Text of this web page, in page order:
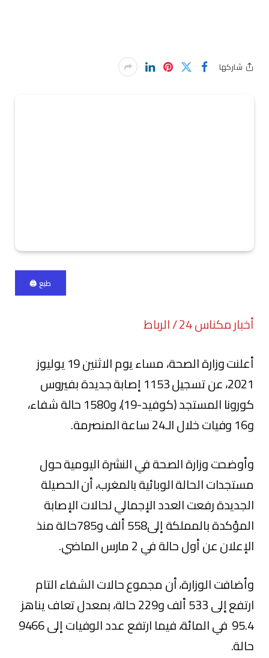
شاركها
طبع 🖨
أخبار مكناس 24 / الرباط
أعلنت وزارة الصحة، مساء يوم الاثنين 19 يوليوز
2021، عن تسجيل 1153 إصابة جديدة بفيروس
كورونا المستجد (كوفيد-19)، و1580 حالة شفاء،
و16 وفيات خلال الـ24 ساعة المنصرمة.
وأوضحت وزارة الصحة في النشرة اليومية حول
مستجدات الحالة الوبائية بالمغرب، أن الحصيلة
الجديدة رفعت العدد الإجمالي لحالات الإصابة
المؤكدة بالمملكة إلى558 ألف و785حالة منذ
الإعلان عن أول حالة في 2 مارس الماضي.
وأضافت الوزارة، أن مجموع حالات الشفاء التام
ارتفع إلى 533 ألف و229 حالة، بمعدل تعاف يناهز
95.4 في المائة، فيما ارتفع عدد الوفيات إلى 9466
حالة.